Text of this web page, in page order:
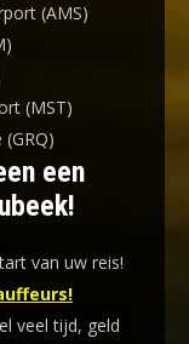
(AMS)
(MST)
een
van uw reis!
veel tijd, geld